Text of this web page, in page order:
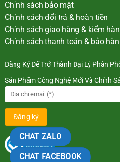
Chính sách bảo mật
Chính sách đổi trả & hoàn tiền
Chính sách giao hàng & kiểm
Chính sách thanh toán & bảo
Đăng Ký Để Trở Thành Đại Lý Phân
Sản Phẩm Công Nghệ Mới Và Chính
CHAT ZALO
CHAT FACEBOOK